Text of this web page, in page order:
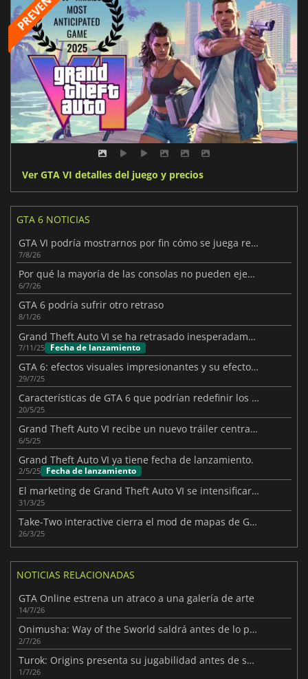
Ver GTA VI detalles del juego y precios
GTA 6 NOTICIAS
GTA VI podría mostrarnos por fin cómo se juega realmente al juego
7/8/26
Por qué la mayoría de las consolas no pueden ejecutar GTA VI a 60 FPS
6/7/26
GTA 6 podría sufrir otro retraso
8/1/26
Grand Theft Auto VI se ha retrasado inesperadamente
7/11/25 Fecha de lanzamiento
GTA 6: efectos visuales impresionantes y su efecto en los FPS
29/7/25
Características de GTA 6 que podrían redefinir los juegos de mundo abierto
20/5/25
Grand Theft Auto VI recibe un nuevo tráiler centrado en Jason
6/5/25
Grand Theft Auto VI ya tiene fecha de lanzamiento.
2/5/25 Fecha de lanzamiento
El marketing de Grand Theft Auto VI se intensificará antes de su lanzamiento
31/3/25
Take-Two interactive cierra el mod de mapas de Grand Theft Auto VI
26/3/25
NOTICIAS RELACIONADAS
GTA Online estrena un atraco a una galería de arte
14/7/26
Onimusha: Way of the Sworld saldrá antes de lo previsto
2/7/26
Turok: Origins presenta su jugabilidad antes de su lanzamiento
1/7/26